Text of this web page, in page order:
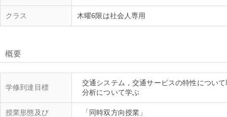
クラス 木曜6限は社会人専用
概要
学修到達目標
交通システム，交通サービスの特性につい
授業形態及び
「同時双方向授業」